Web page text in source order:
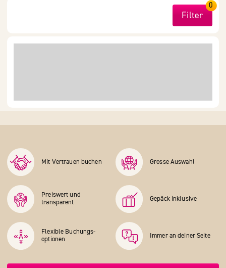
Filter
0
Mit Vertrauen buchen Grosse Auswahl
Preiswert und
transparent
Gepäck inklusive
Flexible Buchungs­
optionen
Immer an deiner Seite